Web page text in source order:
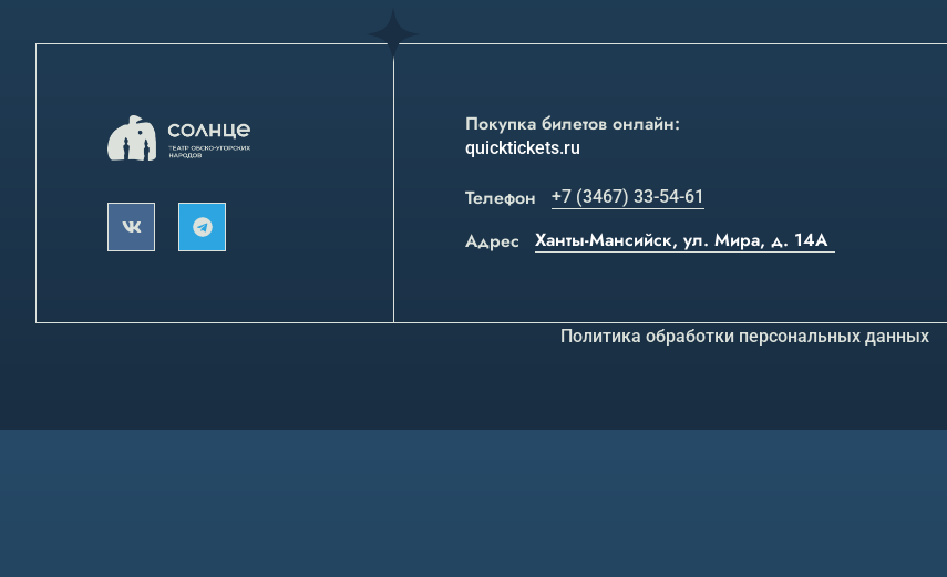
Покупка билетов онлайн:
quicktickets.ru
Телефон +7 (3467) 33-54-61
Адрес Ханты-Мансийск, ул. Мира, д. 14А
Политика обработки персональных данных